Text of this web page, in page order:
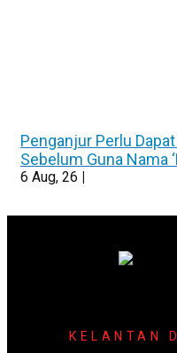
Penganjur Perlu
Sebelum Guna Nama
6 Aug, 26 |
KELANTAN